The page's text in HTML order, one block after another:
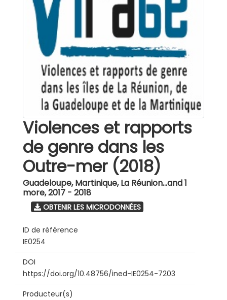
Violences et rapports
de genre dans les
Outre-mer (2018)
Guadeloupe, Martinique, La Réunion...and 1
more,2017 - 2018
OBTENIR LES MICRODONNÉES
ID de référence
IE0254
DOI
https://doi.org/10.48756/ined-IE0254-7203
Producteur(s)